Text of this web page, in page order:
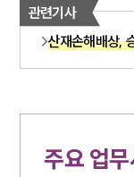
관련기사
산재손해배상,
주요 업무